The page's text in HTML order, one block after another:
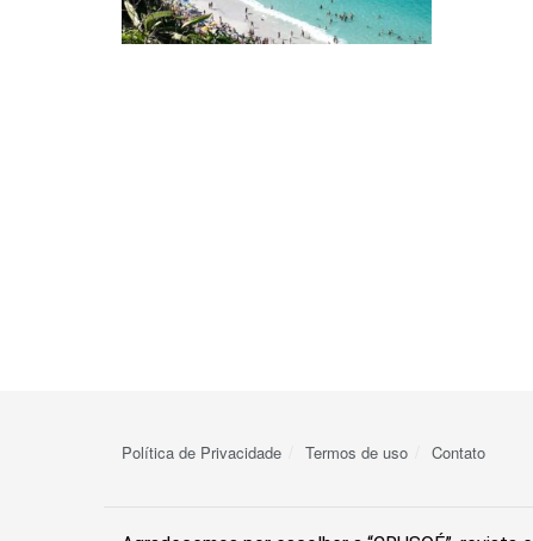
Política de Privacidade Termos de uso Contato